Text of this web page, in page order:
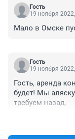
Гость
19 ноября
Мало в Омске
Гость
19 ноября
Гость, аренда
будет! Мы
требуем назад.